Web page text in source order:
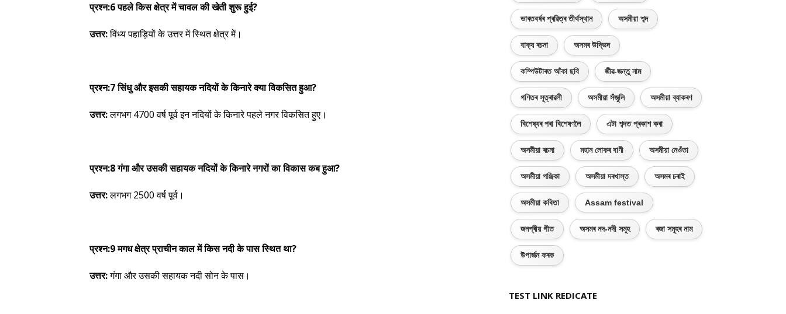
प्रश्न:6 पहले किस क्षेत्र में चावल की खेती शुरू हुई?
उत्तर:विंध्य पहाड़ियों के उत्तर में स्थित क्षेत्र में।
प्रश्न:7 सिंधु और इसकी सहायक नदियों के किनारे क्या विकसित हुआ?
उत्तर:लगभग 4700 वर्ष पूर्व इन नदियों के किनारे पहले नगर विकसित हुए।
प्रश्न:8 गंगा और उसकी सहायक नदियों के किनारे नगरों का विकास कब हुआ?
उत्तर:लगभग 2500 वर्ष पूर्व।
प्रश्न:9 मगध क्षेत्र प्राचीन काल में किस नदी के पास स्थित था?
उत्तर:गंगा और उसकी सहायक नदी सोन के पास।
ভাৰতবৰ্ষৰ প্ৰৱিত্ৰ তীৰ্থস্থান অসমীয়া শব্দ
বাক্য ৰচনা অসমৰ উদ্ভিদ
কম্পিউটাৰত আঁকা ছবি জীৱ-জন্তু নাম
গণিতৰ সূত্ৰাৱলী অসমীয়া সঁজুলি অসমীয়া ব্যাকৰণ
বিশেষ্যৰ পৰা বিশেষণলৈ এটা শব্দত প্ৰকাশ কৰা
অসমীয়া ৰচনা মহান লোকৰ বাণী অসমীয়া নেওঁতা
অসমীয়া পঞ্জিকা অসমীয়া দৰখাস্ত অসমৰ চৰাই
অসমীয়া কবিতা Assam festival
জনপ্ৰীয় গীত অসমৰ নদ-নদী সমূহ ৰজা সমূহৰ নাম
উপাৰ্জন কৰক
TEST LINK REDICATE